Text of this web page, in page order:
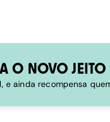
O NOVO
e ainda recompensa